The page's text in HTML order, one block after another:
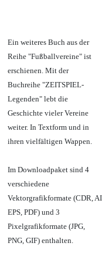
Ein weiteres Buch aus der
Reihe "Fußballvereine" ist
erschienen. Mit der
Buchreihe "ZEITSPIEL-
Legenden" lebt die
Geschichte vieler Vereine
weiter. In Textform und in
ihren vielfältigen Wappen.
Im Downloadpaket sind 4
verschiedene
Vektorgrafikformate (CDR, AI
EPS, PDF) und 3
Pixelgrafikformate (JPG,
PNG, GIF) enthalten.